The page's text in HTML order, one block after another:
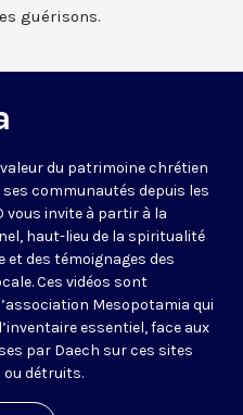
guérisons.
du patrimoine chrétien
communautés depuis les
vous invite à partir à la
haut-lieu de la spiritualité
des témoignages des
Ces vidéos sont
Mesopotamia qui
essentiel, face aux
par Daech sur ces sites
ou détruits.